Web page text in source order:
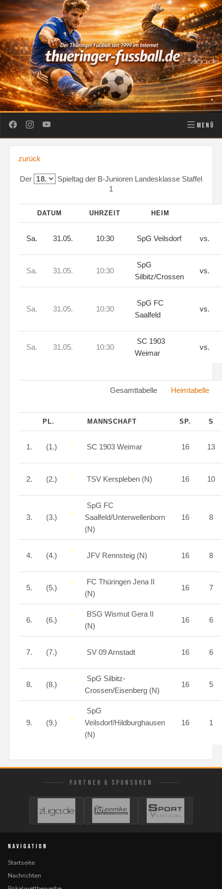
MENÜ
zurück
Der
Spieltag der B-Junioren Landesklasse Staffel
1
DATUM UHRZEIT HEIM
Sa. 31.05. 10:30 SpG Veilsdorf vs.
Sa. 31.05. 10:30
SpG
Silbitz/Crossen
vs.
Sa. 31.05. 10:30
SpG FC
Saalfeld
vs.
Sa. 31.05. 10:30
SC 1903
Weimar
vs.
Gesamttabelle Heimtabelle
PL. MANNSCHAFT SP. S
1. (1.) SC 1903 Weimar 16 13
2. (2.) TSV Kerspleben (N) 16 10
3. (3.)
SpG FC
Saalfeld/Unterwellenborn
(N)
16 8
4. (4.) JFV Rennsteig (N) 16 8
5. (5.)
FC Thüringen Jena II
(N)
16 7
6. (6.)
BSG Wismut Gera II
(N)
16 6
7. (7.) SV 09 Arnstadt 16 6
8. (8.)
SpG Silbitz-
Crossen/Eisenberg (N)
16 5
9. (9.)
SpG
Veilsdorf/Hildburghausen
(N)
16 1
PARTNER & SPONSOREN
NAVIGATION
Startseite
Nachrichten